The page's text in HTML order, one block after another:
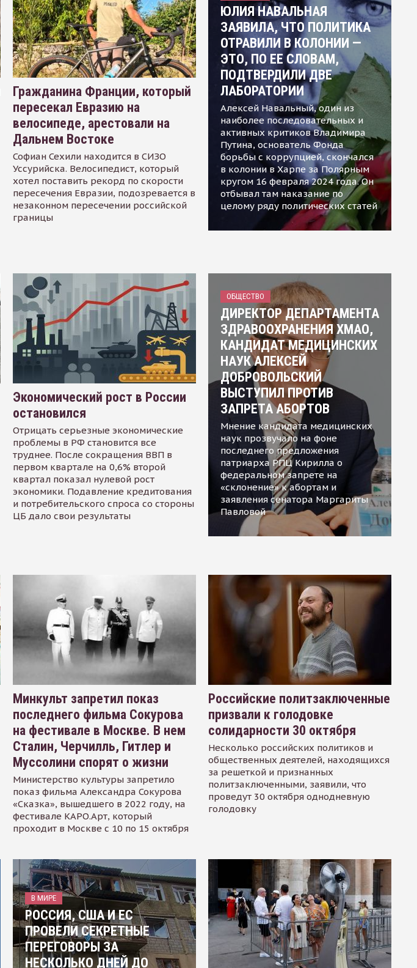
Гражданина Франции, который
пересекал Евразию на
велосипеде, арестовали на
Дальнем Востоке
Софиан Сехили находится в СИЗО
Уссурийска. Велосипедист, который
хотел поставить рекорд по скорости
пересечения Евразии, подозревается в
незаконном пересечении российской
границы
ЮЛИЯ НАВАЛЬНАЯ
ЗАЯВИЛА, ЧТО ПОЛИТИКА
ОТРАВИЛИ В КОЛОНИИ —
ЭТО, ПО ЕЕ СЛОВАМ,
ПОДТВЕРДИЛИ ДВЕ
ЛАБОРАТОРИИ
Алексей Навальный, один из
наиболее последовательных и
активных критиков Владимира
Путина, основатель Фонда
борьбы с коррупцией, скончался
в колонии в Харпе за Полярным
кругом 16 февраля 2024 года. Он
отбывал там наказание по
целому ряду политических статей
Экономический рост в России
остановился
Отрицать серьезные экономические
проблемы в РФ становится все
труднее. После сокращения ВВП в
первом квартале на 0,6% второй
квартал показал нулевой рост
экономики. Подавление кредитования
и потребительского спроса со стороны
ЦБ дало свои результаты
ОБЩЕСТВО
ДИРЕКТОР ДЕПАРТАМЕНТА
ЗДРАВООХРАНЕНИЯ ХМАО,
КАНДИДАТ МЕДИЦИНСКИХ
НАУК АЛЕКСЕЙ
ДОБРОВОЛЬСКИЙ
ВЫСТУПИЛ ПРОТИВ
ЗАПРЕТА АБОРТОВ
Мнение кандидата медицинских
наук прозвучало на фоне
последнего предложения
патриарха РПЦ Кирилла о
федеральном запрете на
«склонение» к абортам и
заявления сенатора Маргариты
Павловой
Минкульт запретил показ
последнего фильма Сокурова
на фестивале в Москве. В нем
Сталин, Черчилль, Гитлер и
Муссолини спорят о жизни
Министерство культуры запретило
показ фильма Александра Сокурова
«Сказка», вышедшего в 2022 году, на
фестивале КАРО.Арт, который
проходит в Москве с 10 по 15 октября
Российские политзаключенные
призвали к голодовке
солидарности 30 октября
Несколько российских политиков и
общественных деятелей, находящихся
за решеткой и признанных
политзаключенными, заявили, что
проведут 30 октября однодневную
голодовку
В МИРЕ
РОССИЯ, США И ЕС
ПРОВЕЛИ СЕКРЕТНЫЕ
ПЕРЕГОВОРЫ ЗА
НЕСКОЛЬКО ДНЕЙ ДО